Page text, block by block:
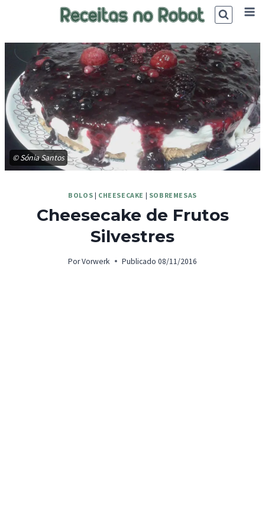
© Sónia Santos
BOLOS | CHEESECAKE | SOBREMESAS
Cheesecake de Frutos
Silvestres
PorVorwerk Publicado 08/11/2016